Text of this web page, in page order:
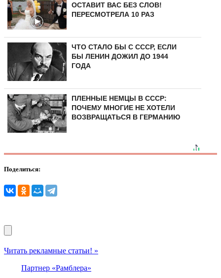
ОСТАВИТ ВАС БЕЗ СЛОВ!
ПЕРЕСМОТРЕЛА 10 РАЗ
ЧТО СТАЛО БЫ С СССР, ЕСЛИ
БЫ ЛЕНИН ДОЖИЛ ДО 1944
ГОДА
ПЛЕННЫЕ НЕМЦЫ В СССР:
ПОЧЕМУ МНОГИЕ НЕ ХОТЕЛИ
ВОЗВРАЩАТЬСЯ В ГЕРМАНИЮ
Поделиться:
Читать рекламные статьи! »
Партнер «Рамблера»